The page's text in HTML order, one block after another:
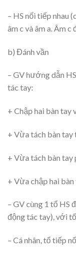
– HS nối tiếp nhau
âm c và âm a. Âm
b) Đánh vần
– GV hướng dẫn
tác tay:
+ Chập hai bàn tay
+ Vừa tách bàn tay
+ Vừa tách bàn tay
+ Vừa chập hai bàn
– GV cùng 1 tổ HS
động tác tay), với
– Cá nhân, tổ tiếp